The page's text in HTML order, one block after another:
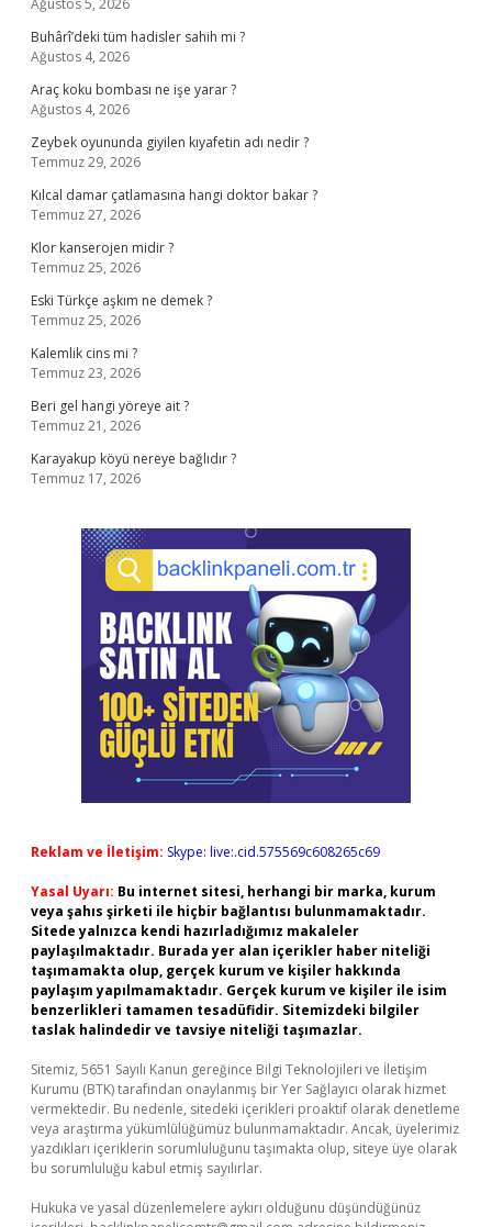
Ağustos 5, 2026
Buhârî’deki tüm hadisler sahih mi ?
Ağustos 4, 2026
Araç koku bombası ne işe yarar ?
Ağustos 4, 2026
Zeybek oyununda giyilen kıyafetin adı nedir ?
Temmuz 29, 2026
Kılcal damar çatlamasına hangi doktor bakar ?
Temmuz 27, 2026
Klor kanserojen midir ?
Temmuz 25, 2026
Eski Türkçe aşkım ne demek ?
Temmuz 25, 2026
Kalemlik cins mi ?
Temmuz 23, 2026
Beri gel hangi yöreye ait ?
Temmuz 21, 2026
Karayakup köyü nereye bağlıdır ?
Temmuz 17, 2026
Reklam ve İletişim: Skype: live:.cid.575569c608265c69
Yasal Uyarı: Bu internet sitesi, herhangi bir marka, kurum
veya şahıs şirketi ile hiçbir bağlantısı bulunmamaktadır.
Sitede yalnızca kendi hazırladığımız makaleler
paylaşılmaktadır. Burada yer alan içerikler haber niteliği
taşımamakta olup, gerçek kurum ve kişiler hakkında
paylaşım yapılmamaktadır. Gerçek kurum ve kişiler ile isim
benzerlikleri tamamen tesadüfidir. Sitemizdeki bilgiler
taslak halindedir ve tavsiye niteliği taşımazlar.
Sitemiz, 5651 Sayılı Kanun gereğince Bilgi Teknolojileri ve İletişim
Kurumu (BTK) tarafından onaylanmış bir Yer Sağlayıcı olarak hizmet
vermektedir. Bu nedenle, sitedeki içerikleri proaktif olarak denetleme
veya araştırma yükümlülüğümüz bulunmamaktadır. Ancak, üyelerimiz
yazdıkları içeriklerin sorumluluğunu taşımakta olup, siteye üye olarak
bu sorumluluğu kabul etmiş sayılırlar.
Hukuka ve yasal düzenlemelere aykırı olduğunu düşündüğünüz